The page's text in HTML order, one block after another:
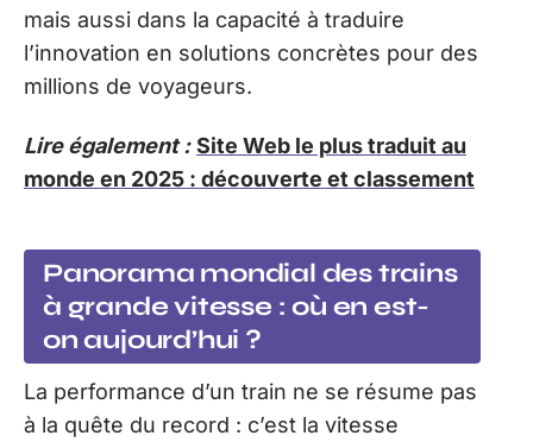
mais aussi dans la capacité à traduire
l’innovation en solutions concrètes pour des
millions de voyageurs.
Lire également : Site Web le plus traduit au
monde en 2025 : découverte et classement
Panorama mondial des trains
à grande vitesse : où en est-
on aujourd’hui ?
La performance d’un train ne se résume pas
à la quête du record : c’est la vitesse